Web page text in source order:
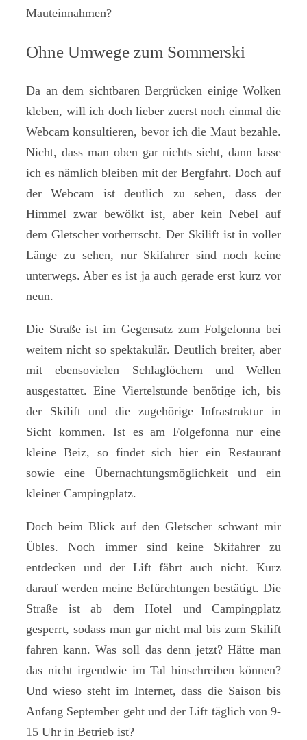
Mauteinnahmen?
Ohne Umwege zum Sommerski
Da an dem sichtbaren Bergrücken einige Wolken
kleben, will ich doch lieber zuerst noch einmal die
Webcam konsultieren, bevor ich die Maut bezahle.
Nicht, dass man oben gar nichts sieht, dann lasse
ich es nämlich bleiben mit der Bergfahrt. Doch auf
der Webcam ist deutlich zu sehen, dass der
Himmel zwar bewölkt ist, aber kein Nebel auf
dem Gletscher vorherrscht. Der Skilift ist in voller
Länge zu sehen, nur Skifahrer sind noch keine
unterwegs. Aber es ist ja auch gerade erst kurz vor
neun.
Die Straße ist im Gegensatz zum Folgefonna bei
weitem nicht so spektakulär. Deutlich breiter, aber
mit ebensovielen Schlaglöchern und Wellen
ausgestattet. Eine Viertelstunde benötige ich, bis
der Skilift und die zugehörige Infrastruktur in
Sicht kommen. Ist es am Folgefonna nur eine
kleine Beiz, so findet sich hier ein Restaurant
sowie eine Übernachtungsmöglichkeit und ein
kleiner Campingplatz.
Doch beim Blick auf den Gletscher schwant mir
Übles. Noch immer sind keine Skifahrer zu
entdecken und der Lift fährt auch nicht. Kurz
darauf werden meine Befürchtungen bestätigt. Die
Straße ist ab dem Hotel und Campingplatz
gesperrt, sodass man gar nicht mal bis zum Skilift
fahren kann. Was soll das denn jetzt? Hätte man
das nicht irgendwie im Tal hinschreiben können?
Und wieso steht im Internet, dass die Saison bis
Anfang September geht und der Lift täglich von 9-
15 Uhr in Betrieb ist?